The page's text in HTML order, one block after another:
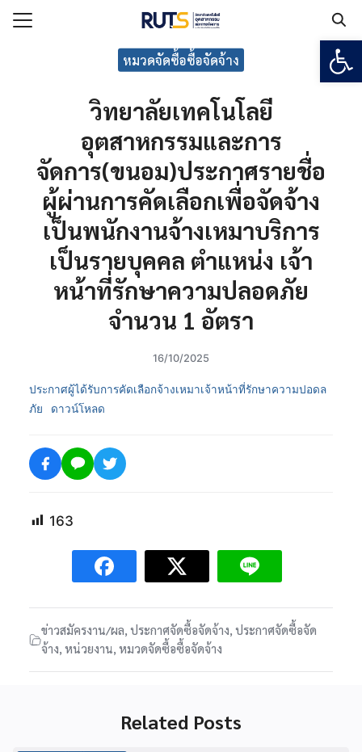
หมวดจัดซื้อซื้อจัดจ้าง
วิทยาลัยเทคโนโลยี
อุตสาหกรรมและการ
จัดการ(ขนอม)ประกาศรายชื่อ
ผู้ผ่านการคัดเลือกเพื่อจัดจ้าง
เป็นพนักงานจ้างเหมาบริการ
เป็นรายบุคคล ตำแหน่ง เจ้า
หน้าที่รักษาความปลอดภัย
จำนวน 1 อัตรา
16/10/2025
ประกาศผู้ได้รับการคัดเลือกจ้างเหมาเจ้าหน้าที่รักษาความปอดล
ภัย
ดาวน์โหลด
163
ข่าวสมัครงาน/ผล ,ประกาศจัดซื้อจัดจ้าง ,ประกาศจัดซื้อจัด
จ้าง ,หน่วยงาน ,หมวดจัดซื้อซื้อจัดจ้าง
Related Posts